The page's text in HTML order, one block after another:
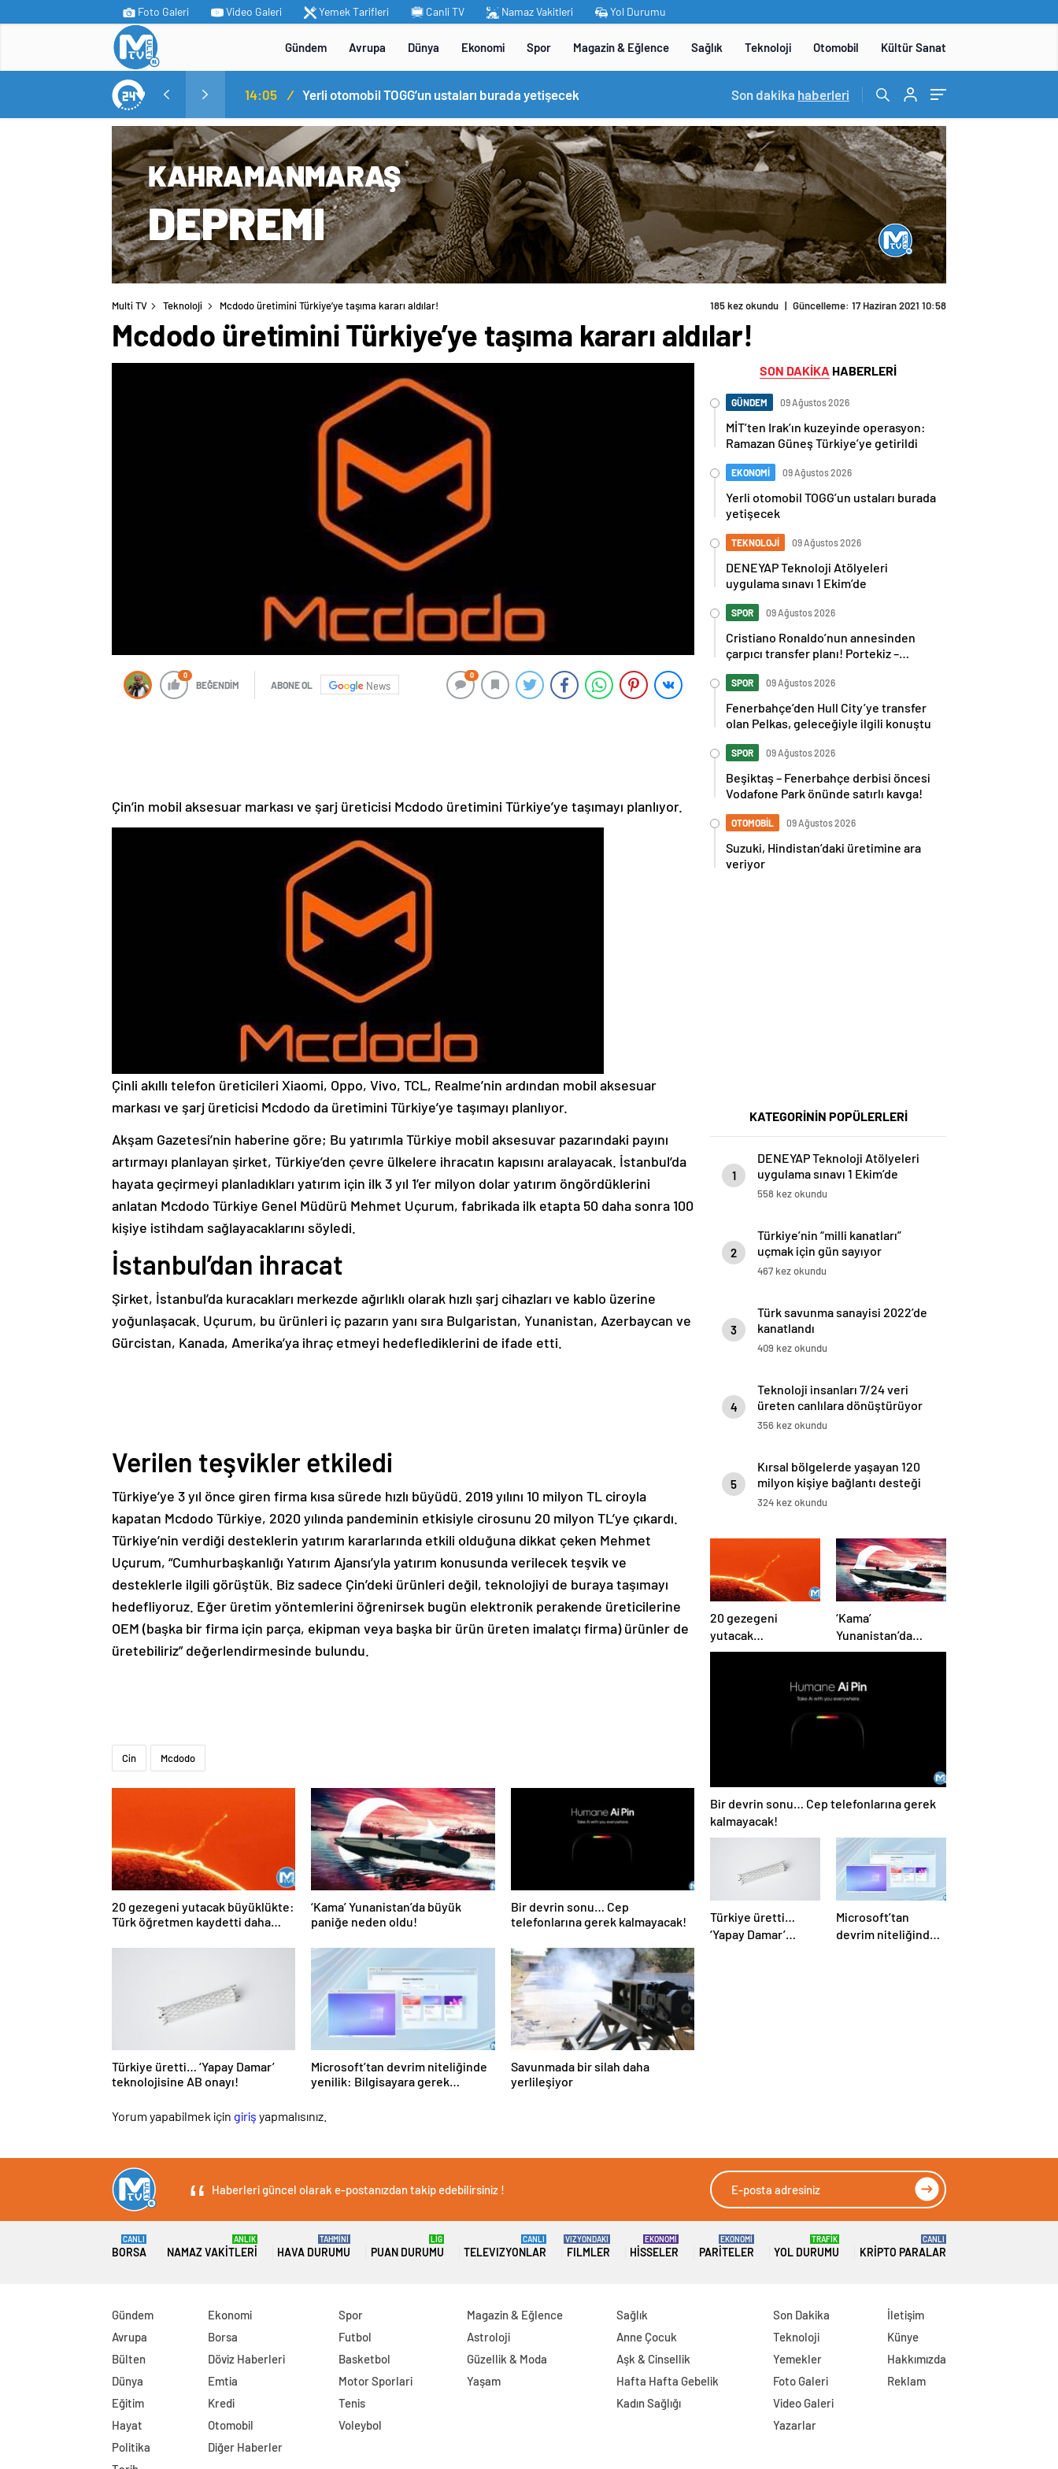
Foto Galeri Video Galeri Yemek Tarifleri Canli TV Namaz Vakitleri Yol Durumu
Gündem Avrupa Dünya Ekonomi Spor Magazin & Eğlence Sağlık Teknoloji Otomobil Kültür Sanat
MİT’ten Irak’ın kuzeyinde operasyon: Ramazan Güneş Türkiye’ye getirildi 14:05 / Yerli otomobil TOGG’un ustaları burada yetişecek 15:06 / DENEYAP Teknoloji Atölyeleri uygulama sınavı 1
Son dakika haberleri
Multi TV Teknoloji Mcdodo üretimini Türkiye’ye taşıma kararı aldılar! 185 kez okundu | Güncelleme: 17 Haziran 2021 10:58
Mcdodo üretimini Türkiye’ye taşıma kararı aldılar!
0
BEĞENDİM ABONE OL News
0
Çin’in mobil aksesuar markası ve şarj üreticisi Mcdodo üretimini Türkiye’ye taşımayı planlıyor.
Çinli akıllı telefon üreticileri Xiaomi, Oppo, Vivo, TCL, Realme’nin ardından mobil aksesuar
markası ve şarj üreticisi Mcdodo da üretimini Türkiye’ye taşımayı planlıyor.
Akşam Gazetesi’nin haberine göre; Bu yatırımla Türkiye mobil aksesuvar pazarındaki payını
artırmayı planlayan şirket, Türkiye’den çevre ülkelere ihracatın kapısını aralayacak. İstanbul’da
hayata geçirmeyi planladıkları yatırım için ilk 3 yıl 1’er milyon dolar yatırım öngördüklerini
anlatan Mcdodo Türkiye Genel Müdürü Mehmet Uçurum, fabrikada ilk etapta 50 daha sonra 100
kişiye istihdam sağlayacaklarını söyledi.
İstanbul’dan ihracat
Şirket, İstanbul’da kuracakları merkezde ağırlıklı olarak hızlı şarj cihazları ve kablo üzerine
yoğunlaşacak. Uçurum, bu ürünleri iç pazarın yanı sıra Bulgaristan, Yunanistan, Azerbaycan ve
Gürcistan, Kanada, Amerika’ya ihraç etmeyi hedeflediklerini de ifade etti.
Verilen teşvikler etkiledi
Türkiye’ye 3 yıl önce giren firma kısa sürede hızlı büyüdü. 2019 yılını 10 milyon TL ciroyla
kapatan Mcdodo Türkiye, 2020 yılında pandeminin etkisiyle cirosunu 20 milyon TL’ye çıkardı.
Türkiye’nin verdiği desteklerin yatırım kararlarında etkili olduğuna dikkat çeken Mehmet
Uçurum, “Cumhurbaşkanlığı Yatırım Ajansı’yla yatırım konusunda verilecek teşvik ve
desteklerle ilgili görüştük. Biz sadece Çin’deki ürünleri değil, teknolojiyi de buraya taşımayı
hedefliyoruz. Eğer üretim yöntemlerini öğrenirsek bugün elektronik perakende üreticilerine
OEM (başka bir firma için parça, ekipman veya başka bir ürün üreten imalatçı firma) ürünler de
üretebiliriz” değerlendirmesinde bulundu.
Cin Mcdodo
20 gezegeni yutacak büyüklükte:
Türk öğretmen kaydetti daha
‘Kama’ Yunanistan’da büyük
paniğe neden oldu!
Bir devrin sonu… Cep
telefonlarına gerek kalmayacak!
Türkiye üretti… ‘Yapay Damar’
teknolojisine AB onayı!
Microsoft’tan devrim niteliğinde
yenilik: Bilgisayara gerek
Savunmada bir silah daha
yerlileşiyor
Yorum yapabilmek için giriş yapmalısınız.
SON DAKİKA HABERLERİ
GÜNDEM 09 Ağustos 2026
MİT’ten Irak’ın kuzeyinde operasyon:
Ramazan Güneş Türkiye’ye getirildi
EKONOMİ 09 Ağustos 2026
Yerli otomobil TOGG’un ustaları burada
yetişecek
TEKNOLOJİ 09 Ağustos 2026
DENEYAP Teknoloji Atölyeleri
uygulama sınavı 1 Ekim’de
SPOR 09 Ağustos 2026
Cristiano Ronaldo’nun annesinden
çarpıcı transfer planı! Portekiz –
kardeşinden sert cevap
SPOR 09 Ağustos 2026
Fenerbahçe’den Hull City’ye transfer
olan Pelkas, geleceğiyle ilgili konuştu
SPOR 09 Ağustos 2026
Beşiktaş – Fenerbahçe derbisi öncesi
Vodafone Park önünde satırlı kavga!
OTOMOBİL 09 Ağustos 2026
Suzuki, Hindistan’daki üretimine ara
veriyor
KATEGORİNİN POPÜLERLERİ
1
DENEYAP Teknoloji Atölyeleri
uygulama sınavı 1 Ekim’de
558 kez okundu
2
Türkiye’nin “milli kanatları”
uçmak için gün sayıyor
467 kez okundu
3
Türk savunma sanayisi 2022’de
kanatlandı
409 kez okundu
4
Teknoloji insanları 7/24 veri
üreten canlılara dönüştürüyor
356 kez okundu
5
Kırsal bölgelerde yaşayan 120
milyon kişiye bağlantı desteği
için imzalar atıldı
324 kez okundu
20 gezegeni
yutacak
büyüklükte: Türk
daha önce böylesi
‘Kama’
Yunanistan’da
büyük paniğe
Bir devrin sonu… Cep telefonlarına gerek
kalmayacak!
Türkiye üretti…
‘Yapay Damar’
Microsoft’tan
devrim niteliğinde
Haberleri güncel olarak e-postanızdan takip edebilirsiniz !
BORSA
CANLI
NAMAZ VAKITLERI
ANLIK
HAVA DURUMU
TAHMİNİ
PUAN DURUMU
LİG
TELEVIZYONLAR
CANLI
FILMLER
VIZYONDAKI
HISSELER
EKONOMİ
PARITELER
EKONOMİ
YOL DURUMU
TRAFİK
KRIPTO PARALAR
CANLI
Gündem
Avrupa
Bülten
Dünya
Eğitim
Hayat
Politika
Ekonomi
Borsa
Döviz Haberleri
Emtia
Kredi
Otomobil
Diğer Haberler
Spor
Futbol
Basketbol
Motor Sporlari
Tenis
Voleybol
Magazin & Eğlence
Astroloji
Güzellik & Moda
Yaşam
Sağlık
Anne Çocuk
Aşk & Cinsellik
Hafta Hafta Gebelik
Kadın Sağlığı
Son Dakika
Teknoloji
Yemekler
Foto Galeri
Video Galeri
Yazarlar
İletişim
Künye
Hakkımızda
Reklam